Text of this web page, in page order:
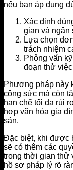
nếu bạn áp dụng
Xác định
gian và ngân
Lựa chọn
trách nhiệm
Phỏng vấn
đoạn thử
Phương pháp này
công sức mà còn
hạn chế tối đa rủi
hợp văn hóa gia
sản.
Đặc biệt, khi được
sẽ có thêm các
trong thời gian thử
hồ sơ pháp lý rõ